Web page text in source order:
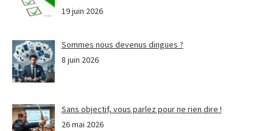
19 juin 2026
Sommes nous devenus dingues ?
8 juin 2026
Sans objectif, vous parlez pour ne rien dire !
26 mai 2026